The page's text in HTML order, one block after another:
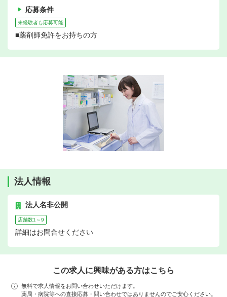
応募条件
未経験者も応募可能
■薬剤師免許をお持ちの方
法人情報
法人名非公開
店舗数1～9
詳細はお問合せください
この求人に興味がある方はこちら
無料で求人情報をお問い合わせいただけます。
薬局・病院等への直接応募・問い合わせではありませんのでご安心ください。